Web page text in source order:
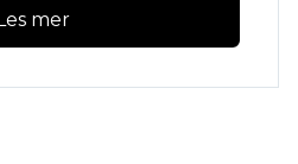
Les mer